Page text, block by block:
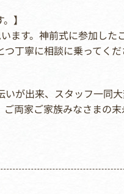
】
ます。神前式に参加した
丁寧に相談に乗ってく
が出来、スタッフ一同
両家ご家族みなさまの